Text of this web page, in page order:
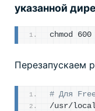
указанной
chmod
Перезапускаем
# Для
/usr/